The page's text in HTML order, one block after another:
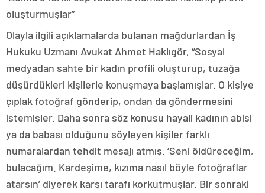
oluşturmuşlar”
Olayla ilgili açıklamalarda bulanan mağdurlardan İş
Hukuku Uzmanı Avukat Ahmet Haklıgör, “Sosyal
medyadan sahte bir kadın profili oluşturup, tuzağa
düşürdükleri kişilerle konuşmaya başlamışlar. O kişiye
çıplak fotoğraf gönderip, ondan da göndermesini
istemişler. Daha sonra söz konusu hayali kadının abisi
ya da babası olduğunu söyleyen kişiler farklı
numaralardan tehdit mesajı atmış. ‘Seni öldüreceğim,
bulacağım. Kardeşime, kızıma nasıl böyle fotoğraflar
atarsın’ diyerek karşı tarafı korkutmuşlar. Bir sonraki